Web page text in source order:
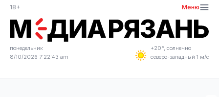
18+ Меню
понедельник
8/10/2026 7:22:44 am
+20°, солнечно
северо-западный 1 м/с